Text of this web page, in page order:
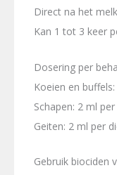
Direct na het
Kan 1 tot 3 keer
Dosering per
Koeien en
Schapen: 2 ml
Geiten: 2 ml per
Gebruik biociden